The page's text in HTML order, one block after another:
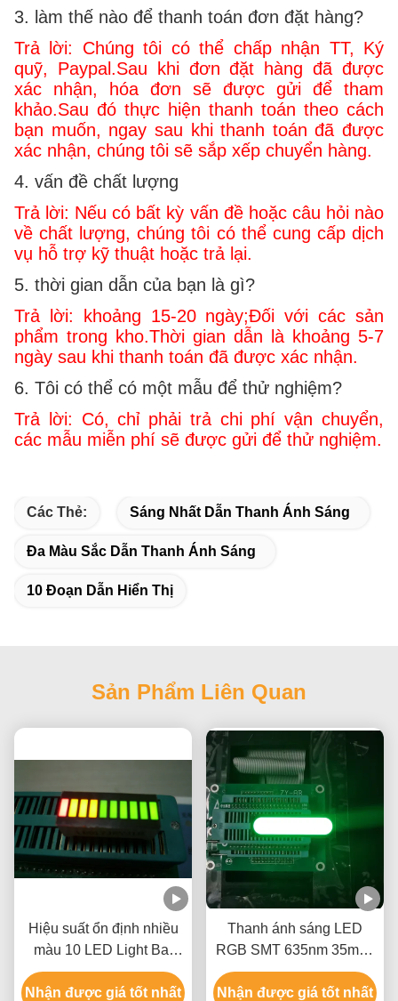
3. làm thế nào để thanh toán đơn đặt hàng?
Trả lời: Chúng tôi có thể chấp nhận TT, Ký
quỹ, Paypal.Sau khi đơn đặt hàng đã được
xác nhận, hóa đơn sẽ được gửi để tham
khảo.Sau đó thực hiện thanh toán theo cách
bạn muốn, ngay sau khi thanh toán đã được
xác nhận, chúng tôi sẽ sắp xếp chuyển hàng.
4. vấn đề chất lượng
Trả lời: Nếu có bất kỳ vấn đề hoặc câu hỏi nào
về chất lượng, chúng tôi có thể cung cấp dịch
vụ hỗ trợ kỹ thuật hoặc trả lại.
5. thời gian dẫn của bạn là gì?
Trả lời: khoảng 15-20 ngày;Đối với các sản
phẩm trong kho.Thời gian dẫn là khoảng 5-7
ngày sau khi thanh toán đã được xác nhận.
6. Tôi có thể có một mẫu để thử nghiệm?
Trả lời: Có, chỉ phải trả chi phí vận chuyển,
các mẫu miễn phí sẽ được gửi để thử nghiệm.
Các Thẻ: Sáng Nhất Dẫn Thanh Ánh Sáng
Đa Màu Sắc Dẫn Thanh Ánh Sáng
10 Đoạn Dẫn Hiển Thị
Sản Phẩm Liên Quan
Hiệu suất ổn định nhiều
màu 10 LED Light Bar
cho thiết bị gia dụng
Nhận được giá tốt nhất
Thanh ánh sáng LED
RGB SMT 635nm 35mcd
Màu đỏ Màu xanh lá cây
Xanh lam 80000hrs cho
Nhận được giá tốt nhất